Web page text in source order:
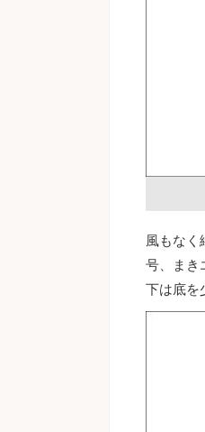
風もなく
号、まき
下は底を